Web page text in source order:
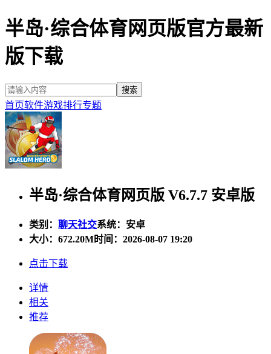
半岛·综合体育网页版官方最新
版下载
首页软件游戏排行专题
半岛·综合体育网页版 V6.7.7 安卓版
类别： 聊天社交系统：安卓
大小： 672.20M时间：2026-08-07 19:20
点击下载
详情
相关
推荐